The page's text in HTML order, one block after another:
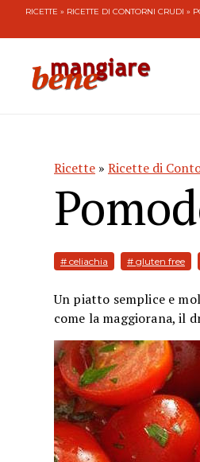
RICETTE » RICETTE DI CONTORNI CRUDI »
Ricette » Ricette di
# celiachia # gluten free
Un piatto semplice e
come la maggiorana, il